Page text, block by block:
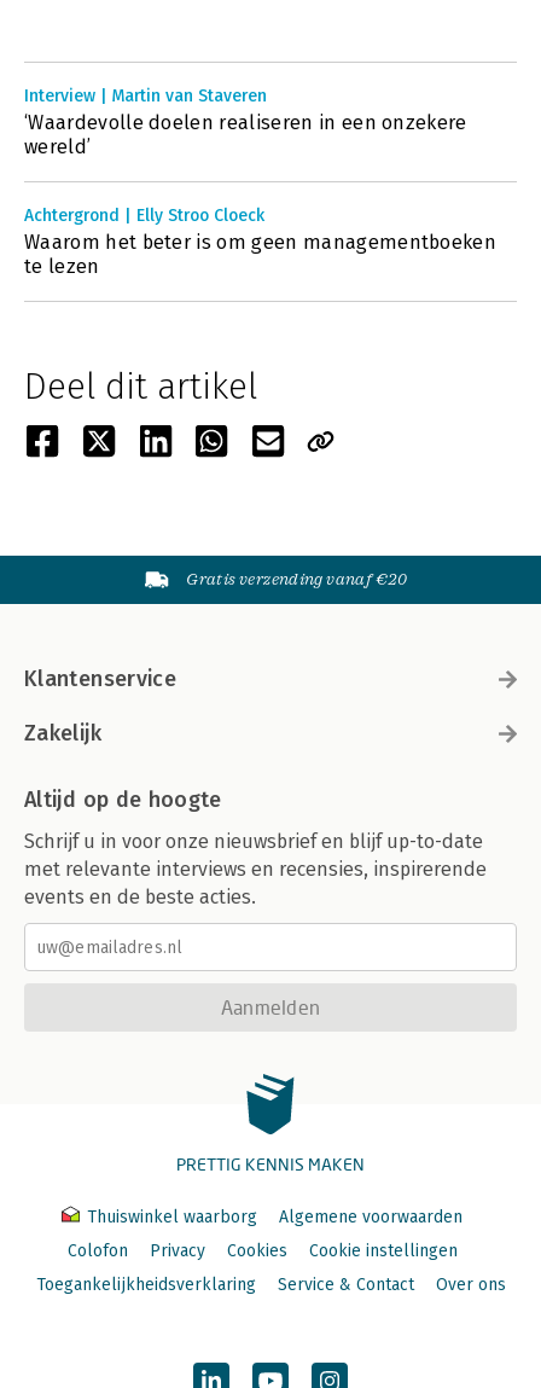
Interview | Martin van Staveren
‘Waardevolle doelen realiseren in een onzekere
wereld’
Achtergrond | Elly Stroo Cloeck
Waarom het beter is om geen managementboeken
te lezen
Deel dit artikel
Gratis verzending vanaf €20
Klantenservice
Zakelijk
Altijd op de hoogte
Schrijf u in voor onze nieuwsbrief en blijf up-to-date
met relevante interviews en recensies, inspirerende
events en de beste acties.
Aanmelden
PRETTIG KENNIS MAKEN
Thuiswinkel waarborg
Algemene voorwaarden
Colofon
Privacy Cookies
Cookie instellingen
Toegankelijkheidsverklaring
Service & Contact Over ons